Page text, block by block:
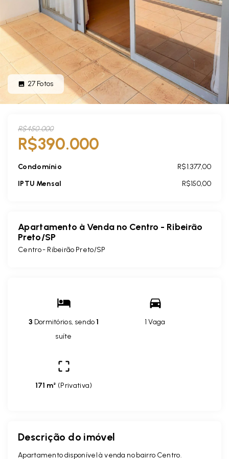
27 Fotos
R$450.000
R$390.000
Condomínio
R$1.377,00
IPTU Mensal
R$150,00
Apartamento à Venda no Centro - Ribeirão
Preto/SP
Centro - Ribeirão Preto/SP
3 Dormitórios, sendo1
suíte
1 Vaga
171 m² (Privativa)
Descrição do imóvel
Apartamento disponível à venda no bairro Centro.